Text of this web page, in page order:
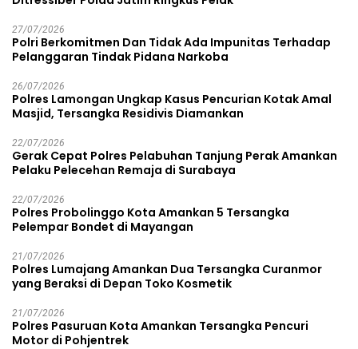
27/07/2026
Polri Berkomitmen Dan Tidak Ada Impunitas Terhadap
Pelanggaran Tindak Pidana Narkoba
26/07/2026
Polres Lamongan Ungkap Kasus Pencurian Kotak Amal
Masjid, Tersangka Residivis Diamankan
22/07/2026
Gerak Cepat Polres Pelabuhan Tanjung Perak Amankan
Pelaku Pelecehan Remaja di Surabaya
22/07/2026
Polres Probolinggo Kota Amankan 5 Tersangka
Pelempar Bondet di Mayangan
21/07/2026
Polres Lumajang Amankan Dua Tersangka Curanmor
yang Beraksi di Depan Toko Kosmetik
21/07/2026
Polres Pasuruan Kota Amankan Tersangka Pencuri
Motor di Pohjentrek